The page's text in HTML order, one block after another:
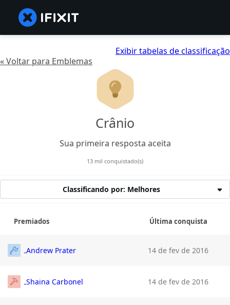
« Voltar para Emblemas
Exibir tabelas de classificação
Crânio
Sua primeira resposta aceita
13 mil conquistado(s)
Classificando por: Melhores
Premiados Última conquista
Andrew Prater 14 de fev de 2016
Shaina Carbonel 14 de fev de 2016